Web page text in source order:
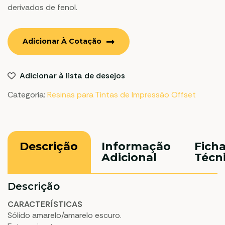
derivados de fenol.
Adicionar À Cotação
Adicionar à lista de desejos
Categoria: Resinas para Tintas de Impressão Offset
Descrição
Informação
Adicional
Descrição
CARACTERÍSTICAS
Sólido amarelo/amarelo escuro.